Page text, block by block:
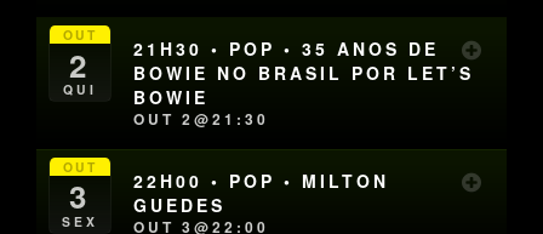
OUT
2
QUI
21H30 • POP • 35 ANOS DE
BOWIE NO BRASIL POR LET’S
BOWIE
OUT 2@21:30
OUT
3
SEX
22H00 • POP • MILTON
GUEDES
OUT 3@22:00